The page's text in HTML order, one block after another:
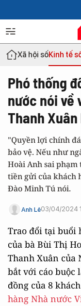
Xã hội sốKinh tế
Phó thống
nước nói về
Thanh
"Quyền lợi chính
bảo vệ. Nếu như
Hoài Anh sai
tiền gửi của khách
Đào Minh Tú nói.
Anh Lê03/04/2024
Trao đổi tại buổi
của bà Bùi Thị
Thanh Xuân của
bắt với cáo buộc
đồng của 8
hàng Nhà nước